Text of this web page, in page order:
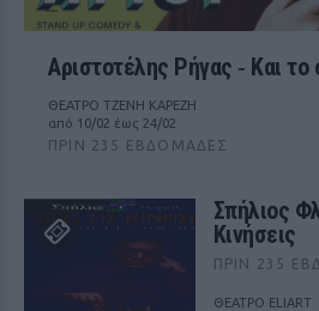
Αριστοτέλης Ρήγας ‑ Kαι το
ΘΕΑΤΡΟ ΤΖΕΝΗ ΚΑΡΕΖΗ
από 10/02 έως 24/02
ΠΡΙΝ 235 ΕΒΔΟΜΆΔΕΣ
Σπήλιος
Κινήσεις
ΠΡΙΝ 235
ΘΕΑΤΡΟ ELIART